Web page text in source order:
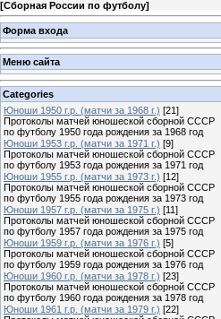
[Сборная России по футболу]
Форма входа
Меню сайта
Categories
Юноши 1950 г.р. (матчи за 1968 г.) [21]
Протоколы матчей юношеской сборной СССР
по футболу 1950 года рождения за 1968 год
Юноши 1953 г.р. (матчи за 1971 г.) [9]
Протоколы матчей юношеской сборной СССР
по футболу 1953 года рождения за 1971 год
Юноши 1955 г.р. (матчи за 1973 г.) [12]
Протоколы матчей юношеской сборной СССР
по футболу 1955 года рождения за 1973 год
Юноши 1957 г.р. (матчи за 1975 г.) [11]
Протоколы матчей юношеской сборной СССР
по футболу 1957 года рождения за 1975 год
Юноши 1959 г.р. (матчи за 1976 г.) [5]
Протоколы матчей юношеской сборной СССР
по футболу 1959 года рождения за 1976 год
Юноши 1960 г.р. (матчи за 1978 г.) [23]
Протоколы матчей юношеской сборной СССР
по футболу 1960 года рождения за 1978 год
Юноши 1961 г.р. (матчи за 1979 г.) [22]